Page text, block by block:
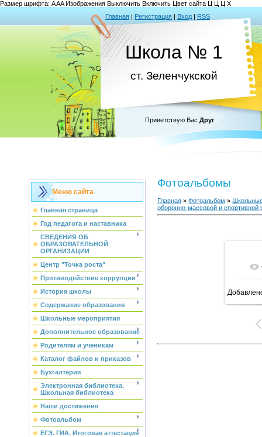
Размер шрифта: AAAИзображения Выключить Включить Цвет сайта Ц Ц Ц Х
Главная | Регистрация | Вход | RSS
Школа № 1
ст. Зеленчукской
Приветствую Вас Друг
Меню сайта
Главная страница
Год педагога и наставника
СВЕДЕНИЯ ОБ
ОБРАЗОВАТЕЛЬНОЙ
ОРГАНИЗАЦИИ
Центр "Точка роста"
Противодействие коррупции
История школы
Содержание образования
Школьные мероприятия
Дополнительное образование
Родителям и ученикам
Каталог файлов и приказов
Бухгалтерия
Электронная библиотека.
Школьная библиотека
Наши достижения
Фотоальбом
ЕГЭ. ГИА. Итоговая аттестация
Фотоальбомы
Главная » Фотоальбом »
оборонно-массовой и спортивной